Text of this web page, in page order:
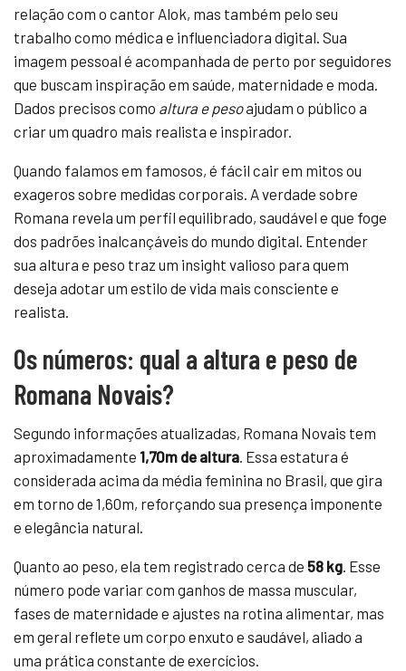
relação com o cantor Alok, mas também pelo seu
trabalho como médica e influenciadora digital. Sua
imagem pessoal é acompanhada de perto por seguidores
que buscam inspiração em saúde, maternidade e moda.
Dados precisos como altura e pesoajudam o público a
criar um quadro mais realista e inspirador.
Quando falamos em famosos, é fácil cair em mitos ou
exageros sobre medidas corporais. A verdade sobre
Romana revela um perfil equilibrado, saudável e que foge
dos padrões inalcançáveis do mundo digital. Entender
sua altura e peso traz um insight valioso para quem
deseja adotar um estilo de vida mais consciente e
realista.
Os números: qual a altura e peso de
Romana Novais?
Segundo informações atualizadas, Romana Novais tem
aproximadamente 1,70m de altura. Essa estatura é
considerada acima da média feminina no Brasil, que gira
em torno de 1,60m, reforçando sua presença imponente
e elegância natural.
Quanto ao peso, ela tem registrado cerca de 58 kg. Esse
número pode variar com ganhos de massa muscular,
fases de maternidade e ajustes na rotina alimentar, mas
em geral reflete um corpo enxuto e saudável, aliado a
uma prática constante de exercícios.